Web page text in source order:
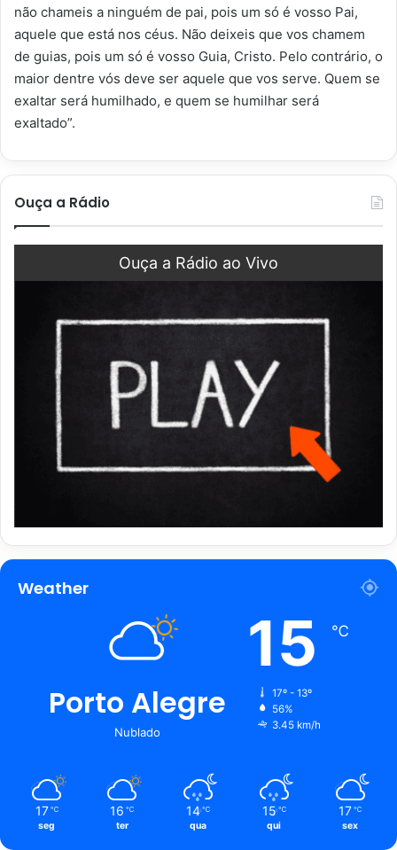
não chameis a ninguém de pai, pois um só é vosso Pai,
aquele que está nos céus. Não deixeis que vos chamem
de guias, pois um só é vosso Guia, Cristo. Pelo contrário, o
maior dentre vós deve ser aquele que vos serve. Quem se
exaltar será humilhado, e quem se humilhar será
exaltado”.
Ouça a Rádio
Ouça a Rádio ao Vivo
Weather
Porto Alegre
Nublado
15 ℃
17º - 13º
56%
3.45 km/h
17 ℃
seg
16 ℃
ter
14 ℃
qua
15 ℃
qui
17 ℃
sex